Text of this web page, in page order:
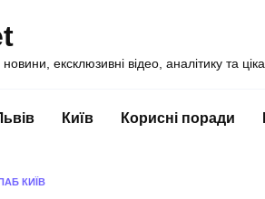
новини, ексклюзивні відео, аналітику та
Київ Корисні поради
КИЇВ